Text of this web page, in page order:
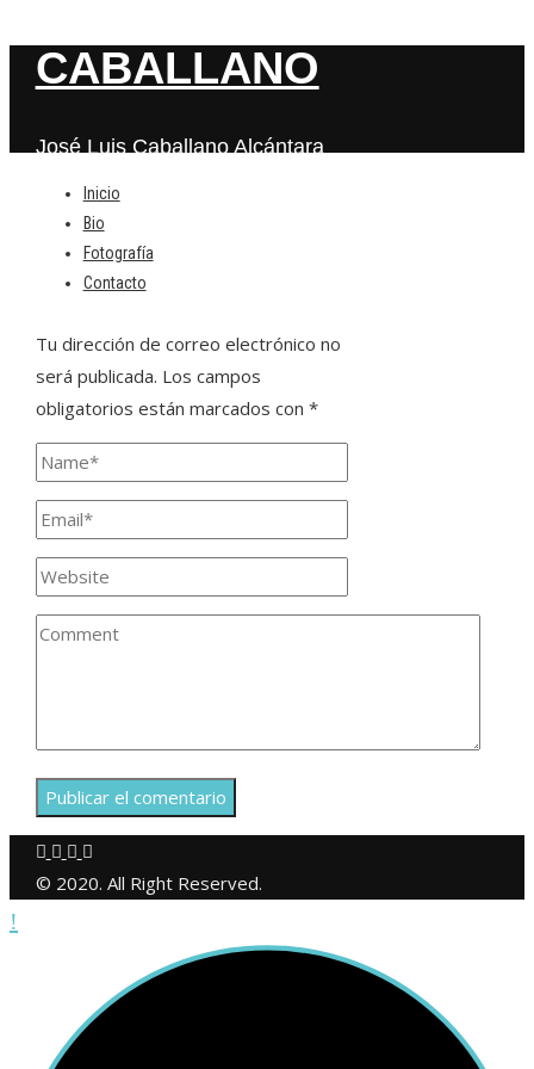
CABALLANO
José Luis Caballano Alcántara
Inicio
Bio
Fotografía
Contacto
Deja una respuesta
Tu dirección de correo electrónico no
será publicada. Los campos
obligatorios están marcados con *
© 2020. All Right Reserved.